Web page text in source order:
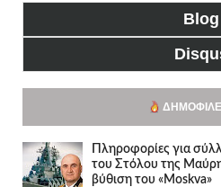
Blog
Πληροφορίες για
του Στόλου της
βύθιση του «Moskva»